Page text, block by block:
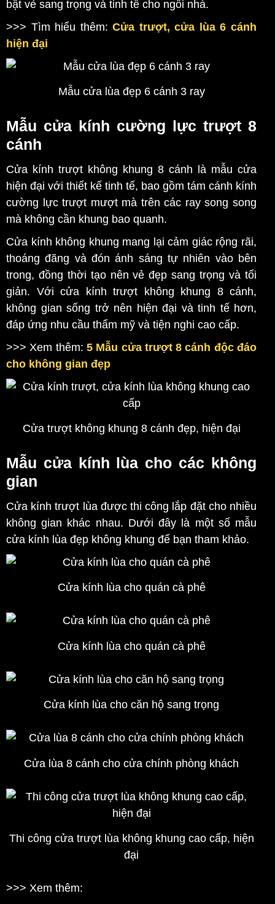
bật vẻ sang trọng và tinh tế cho ngôi nhà.
>>> Tìm hiểu thêm:Cửa trượt, cửa lùa 6 cánh
hiện đại
Mẫu cửa lùa đẹp 6 cánh 3 ray
Mẫu cửa kính cường lực trượt 8
cánh
Cửa kính trượt không khung 8 cánh là mẫu cửa
hiện đại với thiết kế tinh tế, bao gồm tám cánh kính
cường lực trượt mượt mà trên các ray song song
mà không cần khung bao quanh.
Cửa kính không khung mang lại cảm giác rộng rãi,
thoáng đãng và đón ánh sáng tự nhiên vào bên
trong, đồng thời tạo nên vẻ đẹp sang trọng và tối
giản. Với cửa kính trượt không khung 8 cánh,
không gian sống trở nên hiện đại và tinh tế hơn,
đáp ứng nhu cầu thẩm mỹ và tiện nghi cao cấp.
>>> Xem thêm: 5 Mẫu cửa trượt 8 cánh độc đáo
cho không gian đẹp
Cửa trượt không khung 8 cánh đẹp, hiện đại
Mẫu cửa kính lùa cho các không
gian
Cửa kính trượt lùa được thi công lắp đặt cho nhiều
không gian khác nhau. Dưới đây là một số mẫu
cửa kính lùa đẹp không khung để bạn tham khảo.
Cửa kính lùa cho quán cà phê
Cửa kính lùa cho quán cà phê
Cửa kính lùa cho căn hộ sang trọng
Cửa lùa 8 cánh cho cửa chính phòng khách
Thi công cửa trượt lùa không khung cao cấp, hiện
đại
>>> Xem thêm: